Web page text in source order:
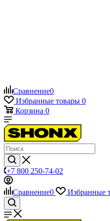
Сравнение0
Избранные товары 0
Корзина 0
+7 800 250-74-02
Сравнение0 Избранные